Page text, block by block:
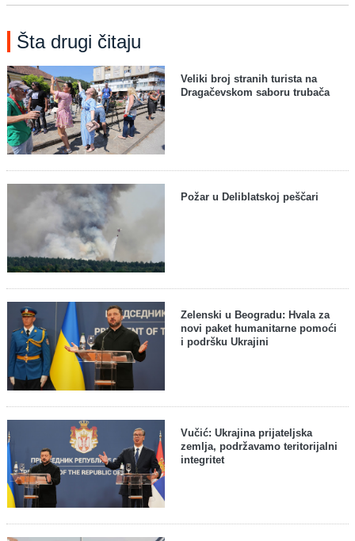
Šta drugi čitaju
Veliki broj stranih turista na
Dragačevskom saboru trubača
Požar u Deliblatskoj peščari
Zelenski u Beogradu: Hvala za
novi paket humanitarne pomoći
i podršku Ukrajini
Vučić: Ukrajina prijateljska
zemlja, podržavamo teritorijalni
integritet